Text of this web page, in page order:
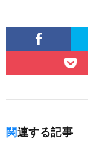
関連する記事